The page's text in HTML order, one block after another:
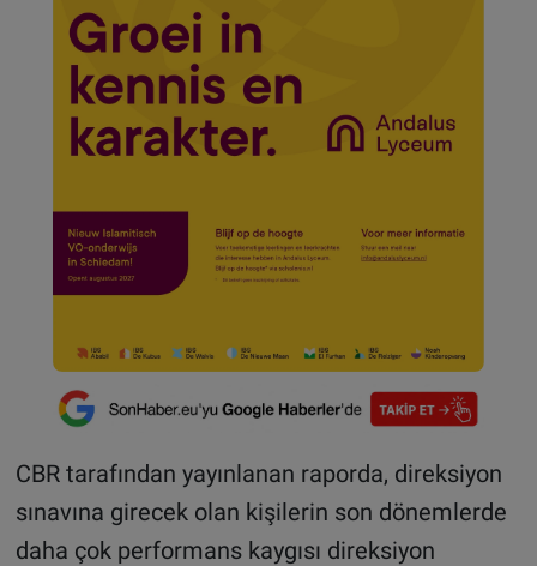
CBR tarafından yayınlanan raporda, direksiyon
sınavına girecek olan kişilerin son dönemlerde
daha çok performans kaygısı direksiyon